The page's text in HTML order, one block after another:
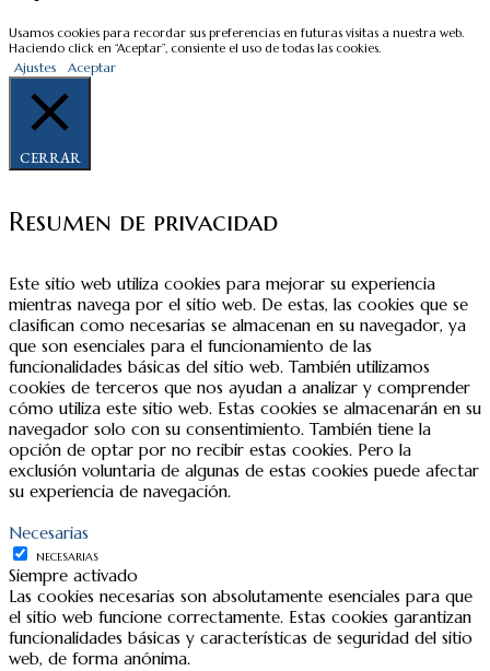
Usamos cookies para recordar sus preferencias en futuras visitas a nuestra web.
Haciendo click en “Aceptar”, consiente el uso de todas las cookies.
Ajustes Aceptar
CERRAR
Resumen de privacidad
Este sitio web utiliza cookies para mejorar su experiencia
mientras navega por el sitio web. De estas, las cookies que se
clasifican como necesarias se almacenan en su navegador, ya
que son esenciales para el funcionamiento de las
funcionalidades básicas del sitio web. También utilizamos
cookies de terceros que nos ayudan a analizar y comprender
cómo utiliza este sitio web. Estas cookies se almacenarán en su
navegador solo con su consentimiento. También tiene la
opción de optar por no recibir estas cookies. Pero la
exclusión voluntaria de algunas de estas cookies puede afectar
su experiencia de navegación.
Necesarias
NECESARIAS
Siempre activado
Las cookies necesarias son absolutamente esenciales para que
el sitio web funcione correctamente. Estas cookies garantizan
funcionalidades básicas y características de seguridad del sitio
web, de forma anónima.